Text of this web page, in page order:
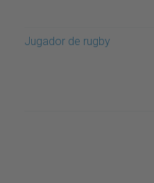
Jugador de rugby